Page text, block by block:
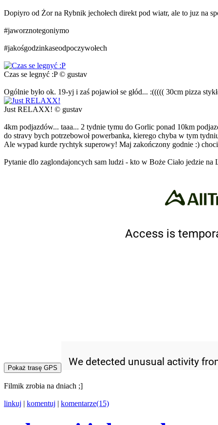
Dopiyro od Żor na Rybnik jechołech direkt pod wiatr, ale to juz na
#jaworznotegoniymo
#jakośgodzinkaseodpoczywołech
Czas se legnyć :P © gustav
Ogólnie było ok. 19-yj i zaś pojawioł se głód... :((((( 30cm pizza
Just RELAXX! © gustav
4km podjazdów... taaa... 2 tydnie tymu do Gorlic ponad 10km
do stravy bych potrzebowoł powerbanka, kierego chyba w tym
Ale wypad kurde rychtyk superowy! Maj zakończony godnie :)
Pytanie dlo zaglondajoncych sam ludzi - kto w Boże Ciało jedzie na
Pokaż trasę GPS
Filmik zrobia na dniach ;]
linkuj | komentuj | komentarze(15)